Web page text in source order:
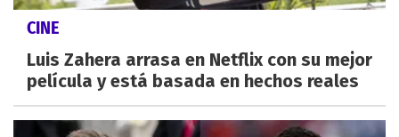
CINE
Luis Zahera arrasa en Netflix con su mejor
película y está basada en hechos reales